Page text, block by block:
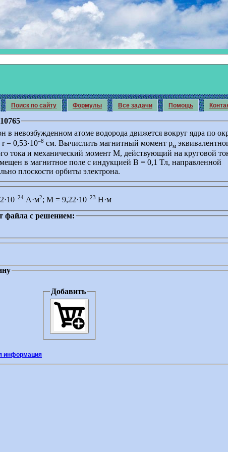
Поиск по сайту Формулы Все задачи Помощь
в невозбужденном атоме водорода движется вокруг ядра по
r = 0,53·10–8 см. Вычислить магнитный момент рм
тока и механический момент М, действующий на круговой
в магнитное поле с индукцией В = 0,1 Тл, направленной
плоскости орбиты электрона.
–24 A·м2; М = 9,22·10–23 Н·м
файла с решением:
Добавить
информация